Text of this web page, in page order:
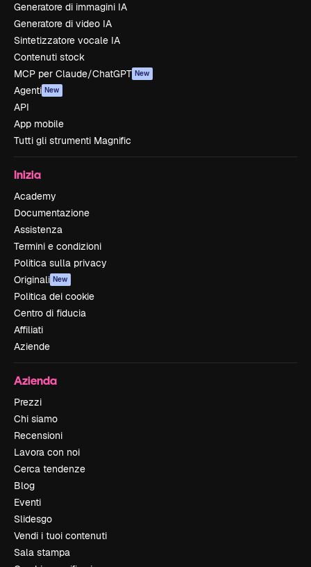
Generatore di immagini IA
Generatore di video IA
Sintetizzatore vocale IA
Contenuti stock
MCP per Claude/ChatGPT New
Agenti New
API
App mobile
Tutti gli strumenti Magnific
Inizia
Academy
Documentazione
Assistenza
Termini e condizioni
Politica sulla privacy
Originali New
Politica dei cookie
Centro di fiducia
Affiliati
Aziende
Azienda
Prezzi
Chi siamo
Recensioni
Lavora con noi
Cerca tendenze
Blog
Eventi
Slidesgo
Vendi i tuoi contenuti
Sala stampa